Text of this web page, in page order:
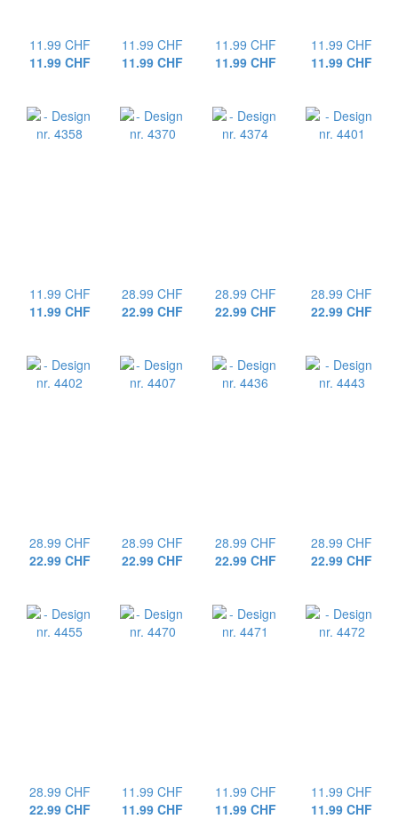
11.99 CHF
11.99 CHF
11.99 CHF
11.99 CHF
11.99 CHF
11.99 CHF
11.99 CHF
11.99 CHF
11.99 CHF
11.99 CHF
28.99 CHF
22.99 CHF
28.99 CHF
22.99 CHF
28.99 CHF
22.99 CHF
28.99 CHF
22.99 CHF
28.99 CHF
22.99 CHF
28.99 CHF
22.99 CHF
28.99 CHF
22.99 CHF
28.99 CHF
22.99 CHF
11.99 CHF
11.99 CHF
11.99 CHF
11.99 CHF
11.99 CHF
11.99 CHF